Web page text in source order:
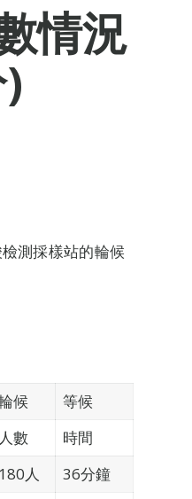
情況
測採樣站的輪候
候
等候
人數
時間
180人
36分鐘